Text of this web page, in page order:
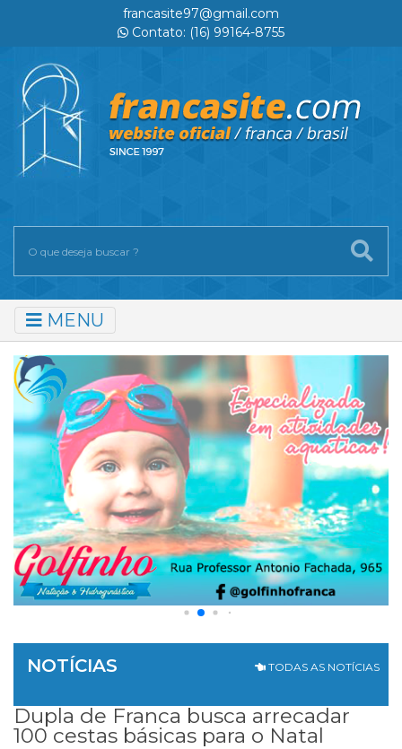
francasite97@gmail.com
Contato: (16) 99164-8755
MENU
NOTÍCIAS TODAS AS NOTÍCIAS
Dupla de Franca busca arrecadar
100 cestas básicas para o Natal